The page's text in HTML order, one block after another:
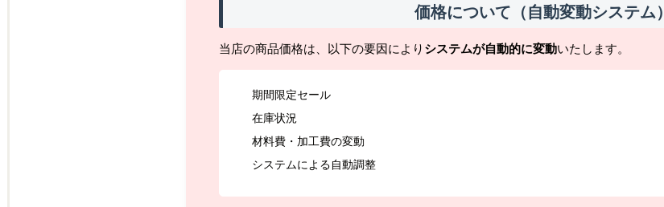
価格について（自動変動システム）
当店の商品価格は、以下の要因により システムが自動的に変動いたします。
期間限定セール
在庫状況
材料費・加工費の変動
システムによる自動調整